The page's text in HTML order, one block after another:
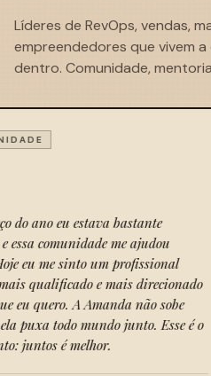
Líderes de RevOps, vendas,
empreendedores que vivem
dentro. Comunidade,
Por muito tempo eu relutei
comunidade tão técnica,
jornada vinha muito de
encontrei nome, método e
que eu já carregava há
comunidade pra mim, é o
realmente quero aprender
muito a contribuir, mas